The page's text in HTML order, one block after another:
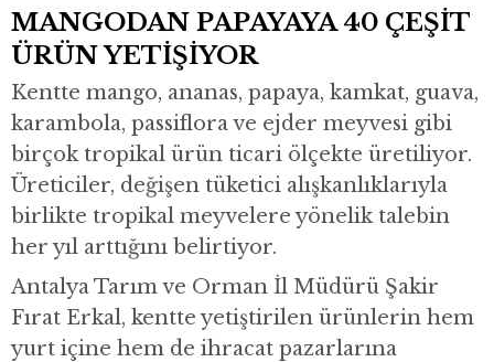
MANGODAN PAPAYAYA 40 ÇEŞİT
ÜRÜN YETİŞİYOR
Kentte mango, ananas, papaya, kamkat, guava,
karambola, passiflora ve ejder meyvesi gibi
birçok tropikal ürün ticari ölçekte üretiliyor.
Üreticiler, değişen tüketici alışkanlıklarıyla
birlikte tropikal meyvelere yönelik talebin
her yıl arttığını belirtiyor.
Antalya Tarım ve Orman İl Müdürü Şakir
Fırat Erkal, kentte yetiştirilen ürünlerin hem
yurt içine hem de ihracat pazarlarına